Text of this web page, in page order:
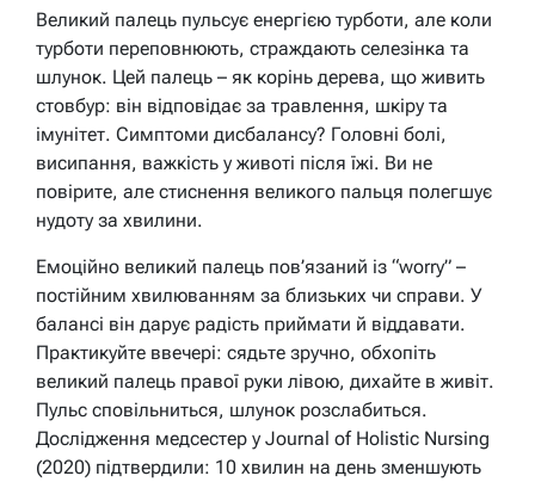
Великий палець пульсує енергією турботи, але коли
турботи переповнюють, страждають селезінка та
шлунок. Цей палець – як корінь дерева, що живить
стовбур: він відповідає за травлення, шкіру та
імунітет. Симптоми дисбалансу? Головні болі,
висипання, важкість у животі після їжі. Ви не
повірите, але стиснення великого пальця полегшує
нудоту за хвилини.
Емоційно великий палець пов’язаний із “worry” –
постійним хвилюванням за близьких чи справи. У
балансі він дарує радість приймати й віддавати.
Практикуйте ввечері: сядьте зручно, обхопіть
великий палець правої руки лівою, дихайте в живіт.
Пульс сповільниться, шлунок розслабиться.
Дослідження медсестер у Journal of Holistic Nursing
(2020) підтвердили: 10 хвилин на день зменшують